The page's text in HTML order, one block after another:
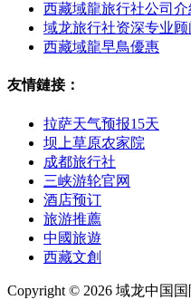
西藏域龍旅行社公司介
域龙旅行社资深专业顾
西藏域龍早鳥優惠
友情鏈接：
拉萨天气预报15天
坝上草原农家院
成都旅行社
三峡游轮官网
酒店预订
旅游推薦
中國旅遊
西藏文創
Copyright © 2026 域龙中国